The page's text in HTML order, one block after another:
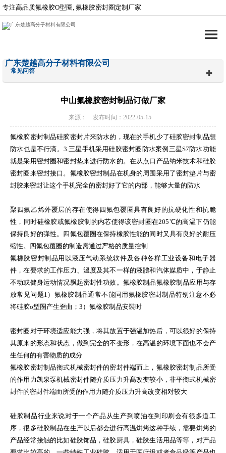
专注高品质氟橡胶O型圈, 氟橡胶密封圈定制厂家
广东楚越高分子材料有限公司
常见问答
中山氟橡胶密封制品订做厂家
来源： 发布时间：2022-05-15
氟橡胶密封制品硅胶密封片来防水的，现在的手机少了硅胶密封制品想
防水也是不行滴。3.三星手机采用硅胶密封圈防水案例三星S7防水功能
就是采用密封圈和密封垫来进行防水的。在从点口产品纳米技术和硅胶
密封圈来密封接口。氟橡胶密封制品在机身的周围采用了密封垫片与密
封胶来密封让这个手机完全的密封好了它的内部，能够大量的防水
聚四氟乙烯外覆层的存在使得四氟包覆圈具有良好的抗硬化性和抗脆
性，同时硅橡胶或氟橡胶制的内芯使得该密封圈在205℃的高温下仍能
保持良好的弹性。四氟包覆圈在保持橡胶性能的同时又具有良好的耐压
缩性。四氟包覆圈的制造需通过严格的质量控制
氟橡胶密封制品用以液压气动系统软件及各种各样工业设备和电子器
件，在要求的工作压力、溫度及其不一样的液體和汽体媒质中，于静止
不动或健身运动情况飘起密封性功效。氟橡胶制品氟橡胶制品应用与存
放常见问题1）氟橡胶制品通常不能同用氟橡胶密封制品特别注意不必
将硅胶o型圈产生歪曲；3）氟橡胶制品安裝时
密封圈对于环境适应能力强，将其放置于强温加热后，可以很好的保持
其原来的形态和状态，做到完全的不变形，在高温的环境下面也不会产
生任何的有害物质的成分
氟橡胶密封制品衡式机械密封件的密封件端而上，氟橡胶密封制品所受
的作用力凯泉泵机械密封件随介质压力升髙改变较小，非平衡式机械密
封件的密封件端而所受的作用力随介质压力升高改变相对较大
硅胶制品行业来说对于一个产品从生产到喷油在到印刷会有很多道工
序，很多硅胶制品在生产以后都会进行高温烘烤这种手续，需要烘烤的
产品经常接触的比如硅胶饰品，硅胶厨具，硅胶生活用品等等，对产品